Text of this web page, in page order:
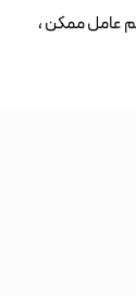
عامل ممکن ،